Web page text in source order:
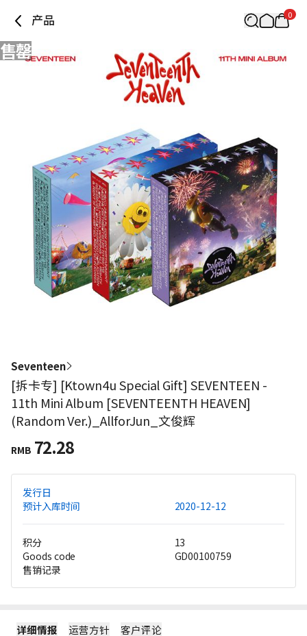
产品 0
售罄
Seventeen
[拆卡专] [Ktown4u Special Gift] SEVENTEEN -
11th Mini Album [SEVENTEENTH HEAVEN]
(Random Ver.)_AllforJun_文俊辉
RMB 72.28
发行日
预计入库时间
2020-12-12
积分
13
Goods code
GD00100759
售销记录
详细情报 运营方针 客户评论